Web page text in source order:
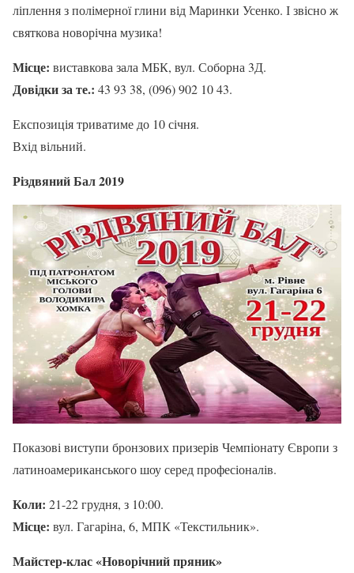
ліплення з полімерної глини від Маринки Усенко. І звісно ж
святкова новорічна музика!
Місце: виставкова зала МБК, вул. Соборна 3Д.
Довідки за те.: 43 93 38, (096) 902 10 43.
Експозиція триватиме до 10 січня.
Вхід вільний.
Різдвяний Бал 2019
Показові виступи бронзових призерів Чемпіонату Європи з
латиноамериканського шоу серед професіоналів.
Коли: 21-22 грудня, з 10:00.
Місце: вул. Гагаріна, 6, МПК «Текстильник».
Майстер-клас «Новорічний пряник»